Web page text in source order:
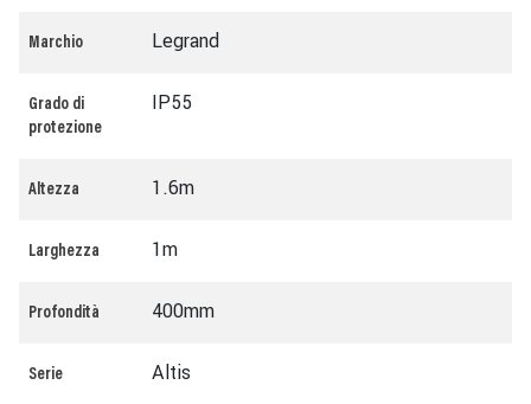
Marchio Legrand
Grado di
protezione
IP55
Altezza 1.6m
Larghezza 1m
Profondità 400mm
Serie Altis